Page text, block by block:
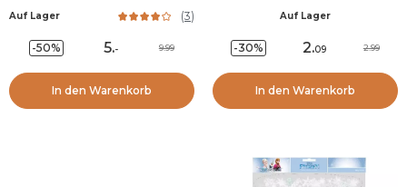
Auf Lager (3)
-50% 5.- 9.99
In den Warenkorb
Auf Lager
-30% 2.09 2.99
In den Warenkorb